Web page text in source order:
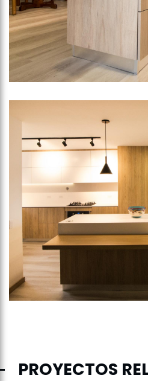
PROYECTOS